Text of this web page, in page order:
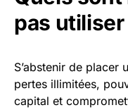
pas
S’abstenir de placer
pertes illimitées,
capital et